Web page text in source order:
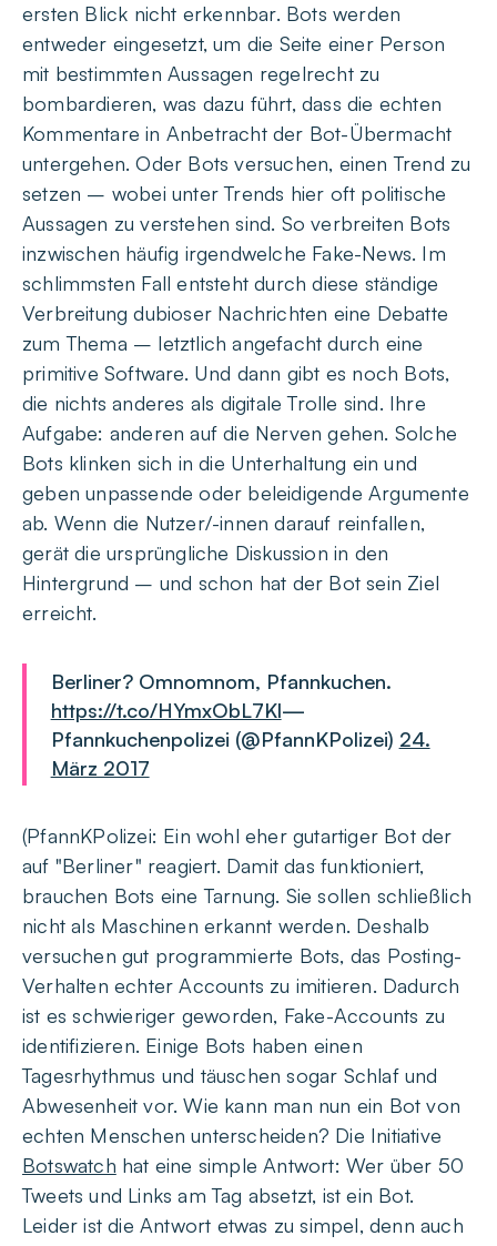
ersten Blick nicht erkennbar. Bots werden
entweder eingesetzt, um die Seite einer Person
mit bestimmten Aussagen regelrecht zu
bombardieren, was dazu führt, dass die echten
Kommentare in Anbetracht der Bot-Übermacht
untergehen. Oder Bots versuchen, einen Trend zu
setzen – wobei unter Trends hier oft politische
Aussagen zu verstehen sind. So verbreiten Bots
inzwischen häufig irgendwelche Fake-News. Im
schlimmsten Fall entsteht durch diese ständige
Verbreitung dubioser Nachrichten eine Debatte
zum Thema – letztlich angefacht durch eine
primitive Software. Und dann gibt es noch Bots,
die nichts anderes als digitale Trolle sind. Ihre
Aufgabe: anderen auf die Nerven gehen. Solche
Bots klinken sich in die Unterhaltung ein und
geben unpassende oder beleidigende Argumente
ab. Wenn die Nutzer/-innen darauf reinfallen,
gerät die ursprüngliche Diskussion in den
Hintergrund – und schon hat der Bot sein Ziel
erreicht.
Berliner? Omnomnom, Pfannkuchen.
https://t.co/HYmxObL7Kl—
Pfannkuchenpolizei (@PfannKPolizei) 24.
März 2017
(PfannKPolizei: Ein wohl eher gutartiger Bot der
auf "Berliner" reagiert. Damit das funktioniert,
brauchen Bots eine Tarnung. Sie sollen schließlich
nicht als Maschinen erkannt werden. Deshalb
versuchen gut programmierte Bots, das Posting-
Verhalten echter Accounts zu imitieren. Dadurch
ist es schwieriger geworden, Fake-Accounts zu
identifizieren. Einige Bots haben einen
Tagesrhythmus und täuschen sogar Schlaf und
Abwesenheit vor. Wie kann man nun ein Bot von
echten Menschen unterscheiden? Die Initiative
Botswatch hat eine simple Antwort: Wer über 50
Tweets und Links am Tag absetzt, ist ein Bot.
Leider ist die Antwort etwas zu simpel, denn auch